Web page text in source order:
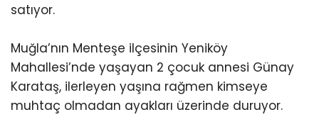
satıyor.
Muğla’nın Menteşe ilçesinin Yeniköy
Mahallesi’nde yaşayan 2 çocuk annesi Günay
Karataş, ilerleyen yaşına rağmen kimseye
muhtaç olmadan ayakları üzerinde duruyor.